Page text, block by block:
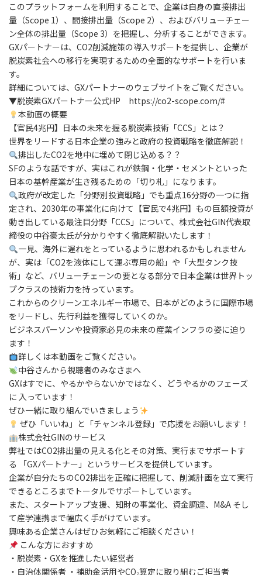
このプラットフォームを利用することで、企業は自身の直接排出
量（Scope 1）、間接排出量（Scope 2）、およびバリューチェー
ン全体の排出量（Scope 3）を把握し、分析することができます。
GXパートナーは、CO2削減施策の導入サポートを提供し、企業が
脱炭素社会への移行を実現するための全面的なサポートを行いま
す。
詳細については、GXパートナーのウェブサイトをご覧ください。
▼脱炭素GXパートナー公式HP https://co2-scope.com/#
本動画の概要
【官民4兆円】日本の未来を握る脱炭素技術「CCS」とは？
世界をリードする日本企業の強みと政府の投資戦略を徹底解説！
排出したCO2を地中に埋めて閉じ込める？？
SFのような話ですが、実はこれが鉄鋼・化学・セメントといった
日本の基幹産業が生き残るための「切り札」になります。
政府が改定した「分野別投資戦略」でも重点16分野の一つに指
定され、2030年の事業化に向けて【官民で4兆円】もの巨額投資が
動き出している最注目分野「CCS」について、株式会社GIN代表取
締役の中谷豪太氏が分かりやすく徹底解説いたします！
一見、海外に遅れをとっているように思われるかもしれません
が、実は「CO2を液体にして運ぶ専用の船」や「大型タンク技
術」など、バリューチェーンの要となる部分で日本企業は世界トッ
プクラスの技術力を持っています。
これからのクリーンエネルギー市場で、日本がどのように国際市場
をリードし、先行利益を獲得していくのか。
ビジネスパーソンや投資家必見の未来の産業インフラの姿に迫り
ます！
詳しくは本動画をご覧ください。
中谷さんから視聴者のみなさまへ
GXはすでに、やるかやらないかではなく、どうやるかのフェーズ
に 入っています！
ぜひ一緒に取り組んでいきましょう
ぜひ「いいね」と「チャンネル登録」で応援をお願いします！
株式会社GINのサービス
弊社ではCO2排出量の見える化とその対策、実行までサポートす
る 「GXパートナー」というサービスを提供しています。
企業が自分たちのCO2排出を正確に把握して、削減計画を立て実行
できるところまでトータルでサポートしています。
また、スタートアップ支援、知財の事業化、資金調達、M&A そし
て産学連携まで幅広く手がけています。
興味ある企業さんはぜひお気軽にご相談ください！
こんな方におすすめ
・脱炭素・GXを推進したい経営者
・自治体関係者 ・補助金活用やCO₂算定に取り組むご担当者